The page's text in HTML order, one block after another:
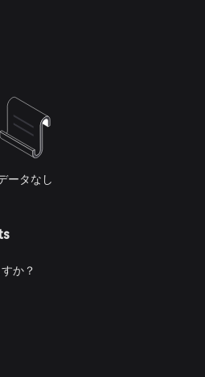
ディアチャンネルは2022年8月に
は2022年第4四半期に開始される
ータなし
か？